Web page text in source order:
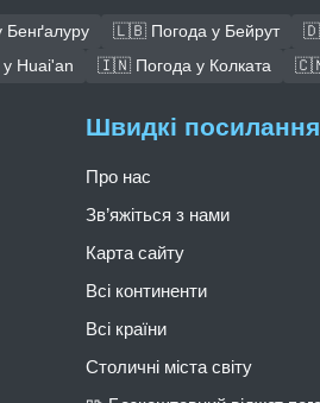
🇱🇧 Погода у Бейрут
Huai'an 🇮🇳 Погода у Колката 🇨🇳
Швидкі посилання
Про нас
Зв’яжіться з нами
Карта сайту
Всі континенти
Всі країни
Столичні міста світу